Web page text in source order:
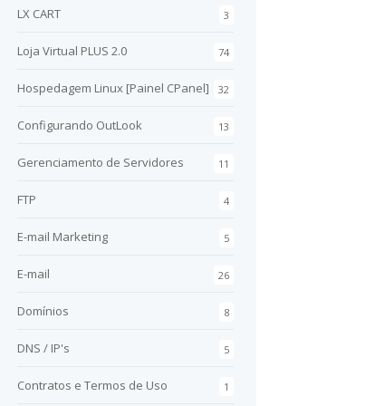
3
LX CART
74
Loja Virtual PLUS 2.0
32
Hospedagem Linux [Painel CPanel]
13
Configurando OutLook
11
Gerenciamento de Servidores
4
FTP
5
E-mail Marketing
26
E-mail
8
Domínios
5
DNS / IP's
1
Contratos e Termos de Uso